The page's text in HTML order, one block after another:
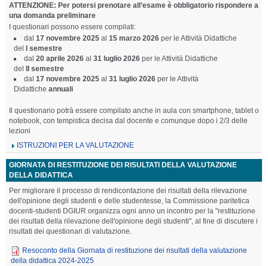
ATTENZIONE: Per potersi prenotare all’esame è obbligatorio rispondere a
una domanda preliminare
I questionari possono essere compilati:
dal17 novembre 2025 al15 marzo 2026 per le Attività Didattiche
del
I semestre
dal20 aprile 2026 al31 luglio 2026 per le Attività Didattiche
del
II semestre
dal17 novembre 2025 al31 luglio 2026 per le Attività
Didattiche annuali
Il questionario potrà essere compilato anche in aula con smartphone, tablet o
notebook, con tempistica decisa dal docente e comunque dopo i 2/3 delle
lezioni
ISTRUZIONI PER LA VALUTAZIONE
GIORNATA DI RESTITUZIONE DEI RISULTATI DELLA VALUTAZIONE
DELLA DIDATTICA
Per migliorare il processo di rendicontazione dei risultati della rilevazione
dell'opinione degli studenti e delle studentesse, la Commissione paritetica
docenti-studenti DGIUR organizza ogni anno un incontro per la "restituzione
dei risultati della rilevazione dell'opinione degli studenti", al fine di discutere i
risultati dei questionari di valutazione.
Resoconto della Giornata di restituzione dei risultati della valutazione
della didattica 2024-2025